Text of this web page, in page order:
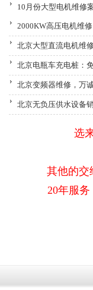
10月份大型电机维修
2000KW高压电机维
北京大型直流电机维
北京电瓶车充电桩：
北京变频器维修，万
北京无负压供水设备
选
其他的交
20年服